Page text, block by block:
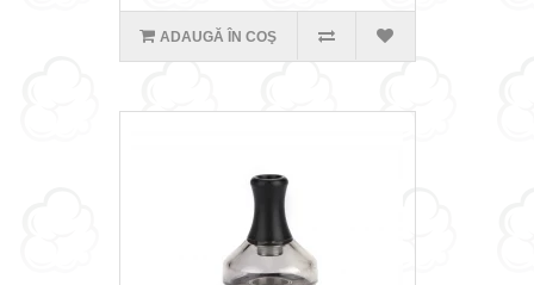
ADAUGĂ ÎN COŞ